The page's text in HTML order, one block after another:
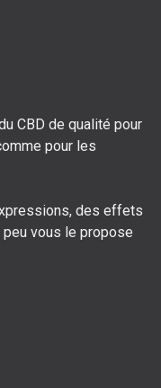
CBD de qualité pour
pour les
des effets
vous le propose